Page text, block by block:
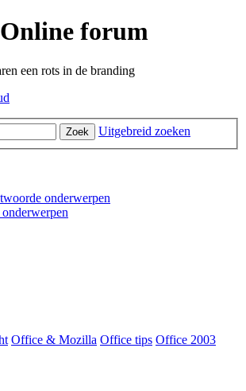
forum
een rots in de branding
Zoek Uitgebreid zoeken
onderwerpen
Office & Mozilla Office tips Office 2003